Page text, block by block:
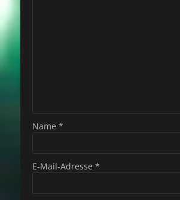
Name *
E-Mail-Adresse *